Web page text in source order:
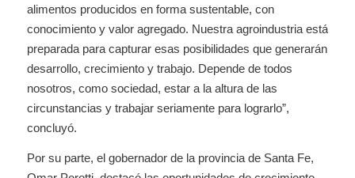
alimentos producidos en forma sustentable, con
conocimiento y valor agregado. Nuestra agroindustria está
preparada para capturar esas posibilidades que generarán
desarrollo, crecimiento y trabajo. Depende de todos
nosotros, como sociedad, estar a la altura de las
circunstancias y trabajar seriamente para lograrlo”,
concluyó.
Por su parte, el gobernador de la provincia de Santa Fe,